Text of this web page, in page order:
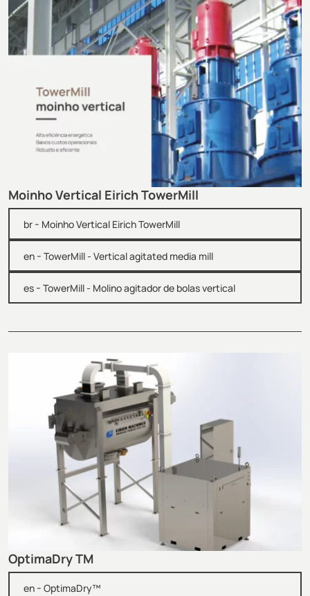
Moinho Vertical Eirich TowerMill
br - Moinho Vertical Eirich TowerMill
en - TowerMill - Vertical agitated media mill
es - TowerMill - Molino agitador de bolas vertical
OptimaDry TM
en - OptimaDry™